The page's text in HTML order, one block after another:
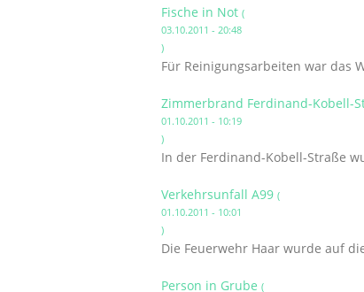
Fische in Not (
03.10.2011 - 20:48
)
Für Reinigungsarbeiten war das
Zimmerbrand Ferdinand-Kobell-
01.10.2011 - 10:19
)
In der Ferdinand-Kobell-Straße
Verkehrsunfall A99 (
01.10.2011 - 10:01
)
Die Feuerwehr Haar wurde auf
Person in Grube (